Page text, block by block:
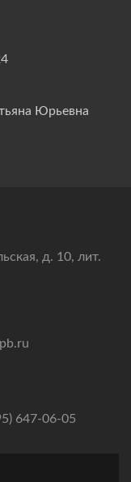
Юрьевна
д. 10, лит.
647-06-05